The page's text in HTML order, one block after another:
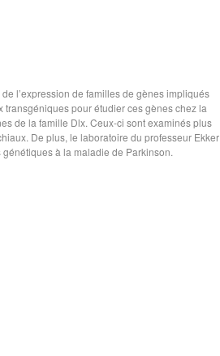
l’expression de familles de gènes impliqués
pour étudier ces gènes chez la
de la famille Dlx. Ceux-ci sont examinés plus
De plus, le laboratoire du professeur Ekker
à la maladie de Parkinson.